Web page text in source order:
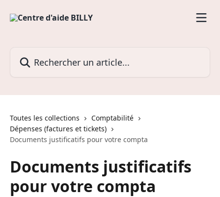
Toutes les collections
Comptabilité
Dépenses (factures et tickets)
Documents justificatifs pour votre compta
Documents justificatifs
pour votre compta